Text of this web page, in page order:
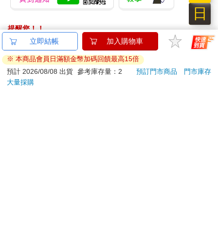
提醒您！！
金石堂及銀行均不會請您操作ATM! 如接獲電話要求您前往
ATM提款機，請不要聽從指示，以免受騙上當！
退換貨須知：
**提醒您，鑑賞期不等於試用期，退回商品須為全新狀態**
立即結帳 加入購物車
※ 本商品會員日滿額金幣加碼回饋最高15倍
預計 2026/08/08 出貨 參考庫存量：2 預訂門市商品
門市庫存
大量採購
日